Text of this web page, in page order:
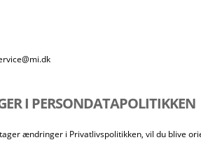
I PERSONDATAPOLITIKKEN
ændringer i Privatlivspolitikken, vil du blive